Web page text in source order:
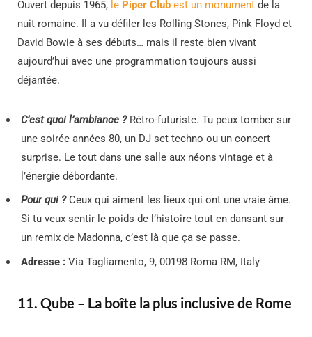
Ouvert depuis 1965, le Piper Club est un monument de la
nuit romaine. Il a vu défiler les Rolling Stones, Pink Floyd et
David Bowie à ses débuts… mais il reste bien vivant
aujourd’hui avec une programmation toujours aussi
déjantée.
C’est quoi l’ambiance ?Rétro-futuriste. Tu peux tomber sur
une soirée années 80, un DJ set techno ou un concert
surprise. Le tout dans une salle aux néons vintage et à
l’énergie débordante.
Pour qui ?Ceux qui aiment les lieux qui ont une vraie âme.
Si tu veux sentir le poids de l’histoire tout en dansant sur
un remix de Madonna, c’est là que ça se passe.
Adresse : Via Tagliamento, 9, 00198 Roma RM, Italy
11. Qube – La boîte la plus inclusive de Rome